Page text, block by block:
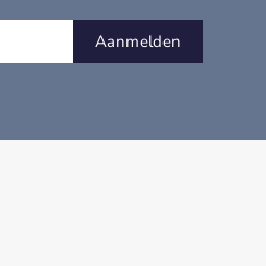
Aanmelden